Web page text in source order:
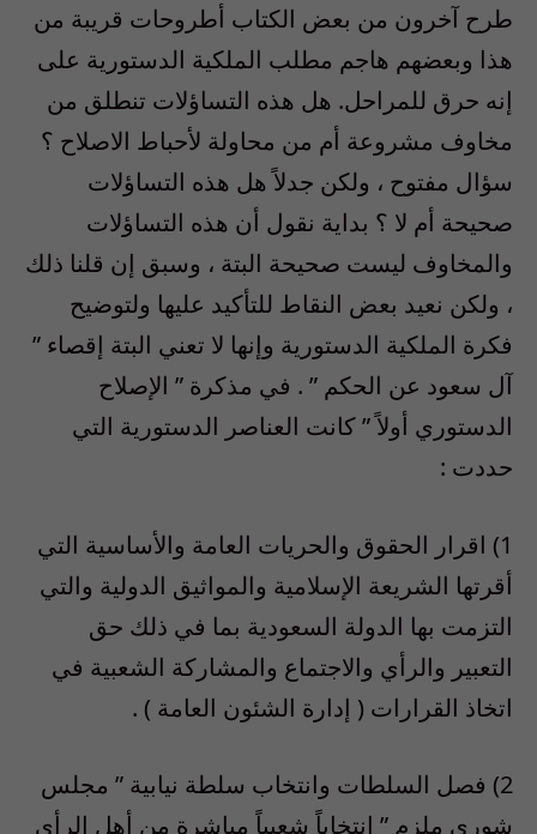
طرح آخرون من بعض الكتاب أطروحات قريبة من
هذا وبعضهم هاجم مطلب الملكية الدستورية على
إنه حرق للمراحل. هل هذه التساؤلات تنطلق من
مخاوف مشروعة أم من محاولة لأحباط الاصلاح ؟
سؤال مفتوح ، ولكن جدلاً هل هذه التساؤلات
صحيحة أم لا ؟ بداية نقول أن هذه التساؤلات
والمخاوف ليست صحيحة البتة ، وسبق إن قلنا ذلك
، ولكن نعيد بعض النقاط للتأكيد عليها ولتوضيح
فكرة الملكية الدستورية وإنها لا تعني البتة إقصاء ”
آل سعود عن الحكم ” . في مذكرة ” الإصلاح
الدستوري أولاً ” كانت العناصر الدستورية التي
حددت :
1) اقرار الحقوق والحريات العامة والأساسية التي
أقرتها الشريعة الإسلامية والمواثيق الدولية والتي
التزمت بها الدولة السعودية بما في ذلك حق
التعبير والرأي والاجتماع والمشاركة الشعبية في
اتخاذ القرارات ( إدارة الشئون العامة ) .
2) فصل السلطات وانتخاب سلطة نيابية ” مجلس
شورى ملزم ” انتخاباً شعبياً مباشرة من أهل الرأي